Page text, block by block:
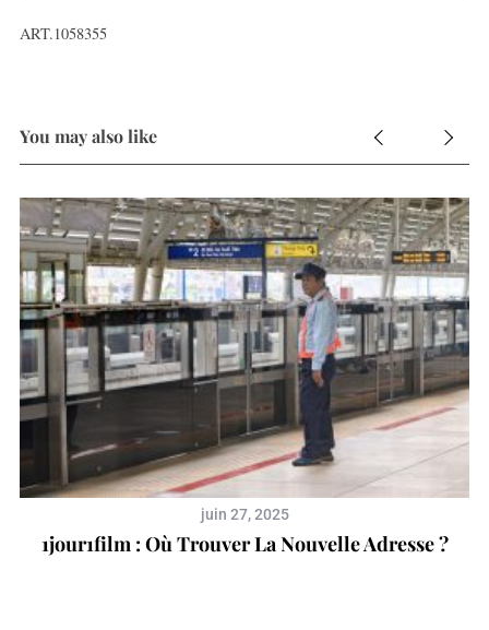
ART.1058355
You may also like
juin 27, 2025
1jour1film : Où Trouver La Nouvelle Adresse ?